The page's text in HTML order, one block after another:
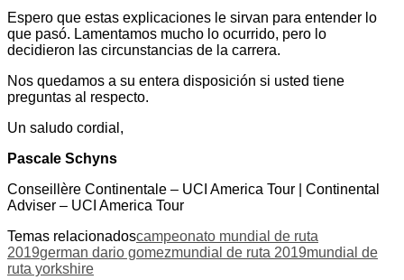
Espero que estas explicaciones le sirvan para entender lo
que pasó. Lamentamos mucho lo ocurrido, pero lo
decidieron las circunstancias de la carrera.
Nos quedamos a su entera disposición si usted tiene
preguntas al respecto.
Un saludo cordial,
Pascale Schyns
Conseillère Continentale – UCI America Tour | Continental
Adviser – UCI America Tour
Temas relacionadoscampeonato mundial de ruta
2019german dario gomezmundial de ruta 2019mundial de
ruta yorkshire